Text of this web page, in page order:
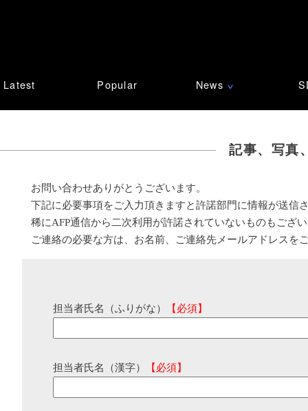
Latest Popular News ∨
記事、写真
お問い合わせありがとうございます。
下記に必要事項をご入力頂きますと許諾部門に情報が送信
稀にAFP通信から二次利用が許諾されていないものもござ
ご連絡の必要な方は、お名前、ご連絡先メールアドレスを
担当者氏名（ふりがな） 【必須】
担当者氏名（漢字） 【必須】